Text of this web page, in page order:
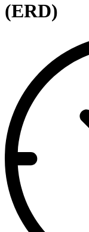
(ERD)